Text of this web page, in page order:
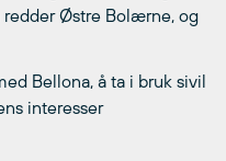
redder Østre Bolærne, og
Bellona, å ta i bruk sivil
interesser